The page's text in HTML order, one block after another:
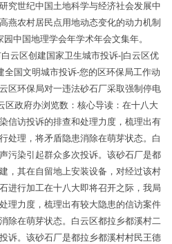
究世纪中国土地科学与经济社会发展中
燕农村居民点用地动态变化的动力机制
中国地理学会年学术年会文集年。
云区创建国家卫生城市投诉-|白云区优
全国文明城市投诉-您的区环保局工作动
区环保局对一违法砂石厂采取强制停电
区政府办浏览数：核心导读：在十八大
信访投诉的排查和处理力度，梳理出有
处理，将矛盾隐患消除在萌芽状态。白
污染引起群众多次投诉。该砂石厂是都
，其在自留地上安装设备，对经过该村
进行加工在十八大即将召开之际，我局
理力度，梳理出有较大隐患的信访案件
除在萌芽状态。白云区都拉乡都溪村二
诉。该砂石厂是都拉乡都溪村村民王德